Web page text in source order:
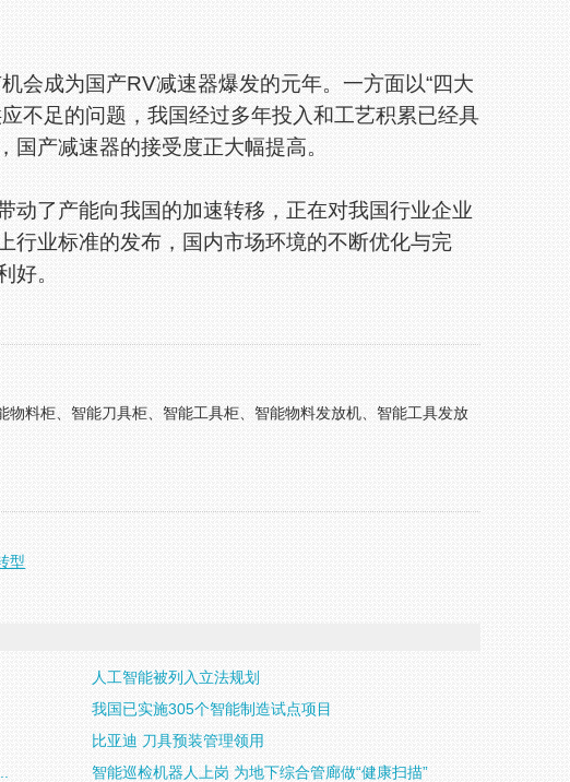
成为国产RV减速器爆发的元年。一方面以“四大
不足的问题，我国经过多年投入和工艺积累已经具
产减速器的接受度正大幅提高。
了产能向我国的加速转移，正在对我国行业企业
行业标准的发布，国内市场环境的不断优化与完
好。
料柜、智能刀具柜、智能工具柜、智能物料发放机、智能工具发放
型
人工智能被列入立法规划
我国已实施305个智能制造试点项目
比亚迪 刀具预装管理领用
智能巡检机器人上岗 为地下综合管廊做“健康扫描”